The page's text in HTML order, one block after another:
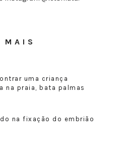
MAIS
uma criança
na praia, bata palmas
na fixação do embrião